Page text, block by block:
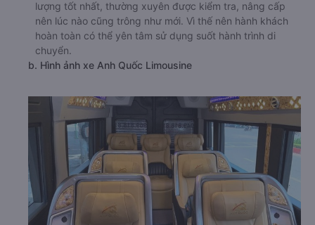
lượng tốt nhất, thường xuyên được kiểm tra, nâng cấp
nên lúc nào cũng trông như mới. Vì thế nên hành khách
hoàn toàn có thể yên tâm sử dụng suốt hành trình di
chuyển.
b. Hình ảnh xe Anh Quốc Limousine